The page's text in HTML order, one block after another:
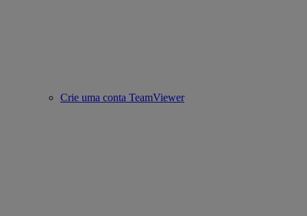
Crie uma conta TeamViewer